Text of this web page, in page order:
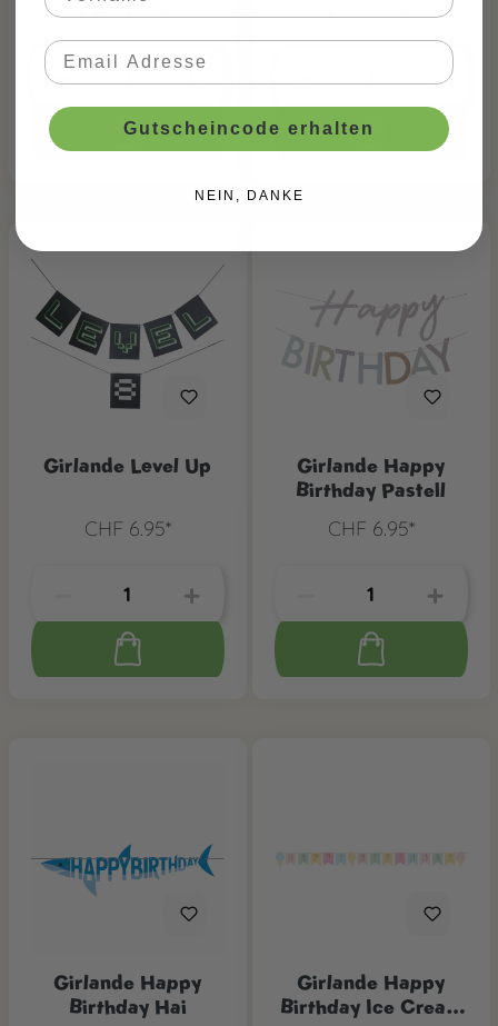
CHF 12.95* CHF 8.95*
Girlande Level Up
CHF 6.95*
Girlande Happy
Birthday Pastell
CHF 6.95*
Girlande Happy
Birthday Hai
Girlande Happy
Birthday Ice Cream
Gutscheincode erhalten
NEIN, DANKE